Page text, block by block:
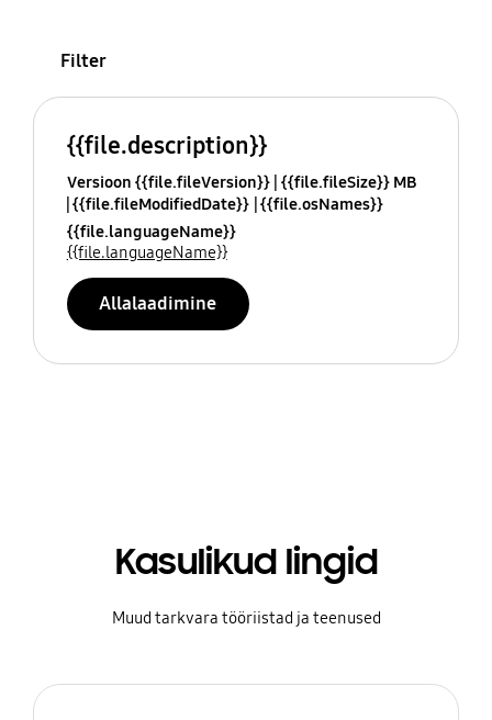
Filter
{{file.description}}
Versioon {{file.fileVersion}} {{file.fileSize}} MB
{{file.fileModifiedDate}} {{file.osNames}}
{{file.languageName}}
{{file.languageName}}
Allalaadimine
Kasulikud lingid
Muud tarkvara tööriistad ja teenused